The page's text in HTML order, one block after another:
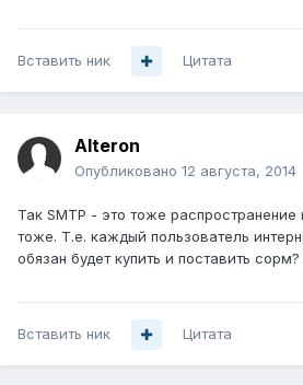
Вставить ник Цитата
Alteron
Опубликовано 12 августа, 2014
Так SMTP - это тоже
тоже. Т.е. каждый пользователь
обязан будет купить и поставить сорм?
Вставить ник Цитата